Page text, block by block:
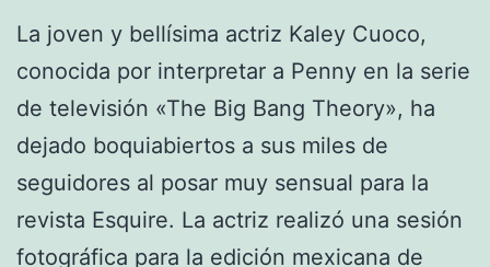
La joven y bellísima actriz Kaley Cuoco,
conocida por interpretar a Penny en la serie
de televisión «The Big Bang Theory», ha
dejado boquiabiertos a sus miles de
seguidores al posar muy sensual para la
revista Esquire. La actriz realizó una sesión
fotográfica para la edición mexicana de